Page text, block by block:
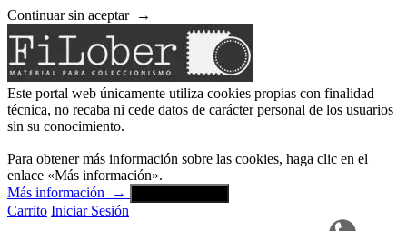
Continuar sin aceptar →
Este portal web únicamente utiliza cookies propias con finalidad
técnica, no recaba ni cede datos de carácter personal de los usuarios
sin su conocimiento.
Para obtener más información sobre las cookies, haga clic en el
enlace «Más información».
Más información
→
Carrito Iniciar Sesión